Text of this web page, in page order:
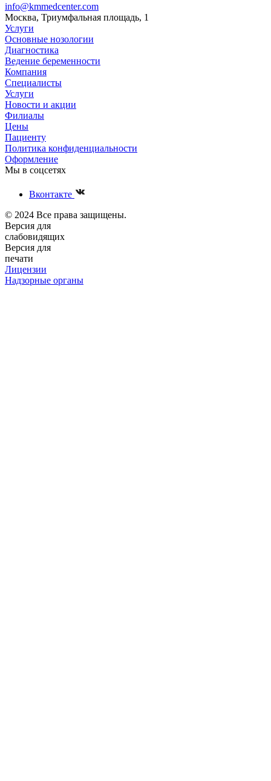
info@kmmedcenter.com
Москва, Триумфальная площадь, 1
Услуги
Основные нозологии
Диагностика
Ведение беременности
Компания
Специалисты
Услуги
Новости и акции
Филиалы
Цены
Пациенту
Политика конфиденциальности
Оформление
Мы в соцсетях
Вконтакте
© 2024 Все права защищены.
Версия для
слабовидящих
Версия для
печати
Лицензии
Надзорные органы